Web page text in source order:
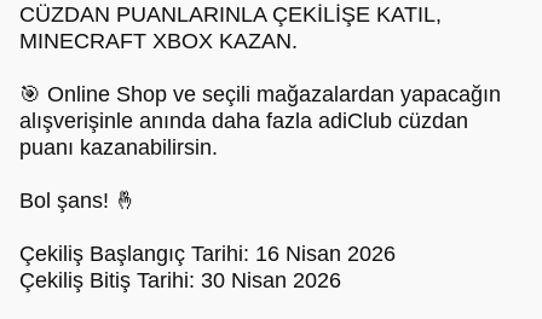
CÜZDAN PUANLARINLA ÇEKİLİŞE KATIL,
MINECRAFT XBOX KAZAN.
🎯 Online Shop ve seçili mağazalardan yapacağın
alışverişinle anında daha fazla adiClub cüzdan
puanı kazanabilirsin.
Bol şans! 🤞
Çekiliş Başlangıç Tarihi: 16 Nisan 2026
Çekiliş Bitiş Tarihi: 30 Nisan 2026